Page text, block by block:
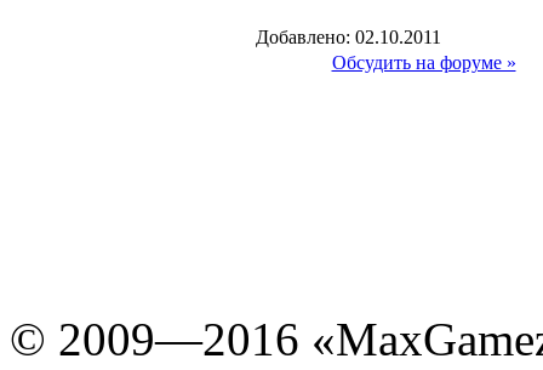
Добавлено: 02.10.2011
Обсудить на форуме »
© 2009—2016